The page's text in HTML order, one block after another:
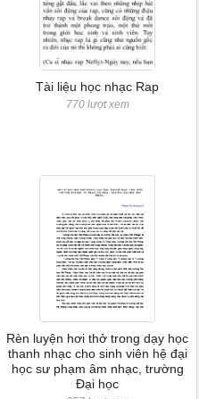
Tài liệu học nhạc Rap
770 lượt xem
Rèn luyện hơi thở trong dạy học
thanh nhạc cho sinh viên hệ đại
học sư phạm âm nhạc, trường
Đại học